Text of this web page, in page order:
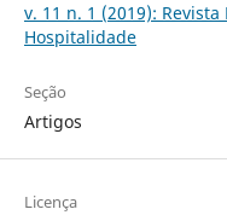
v. 11 n. 1 (2019):
Hospitalidade
Seção
Artigos
Licença